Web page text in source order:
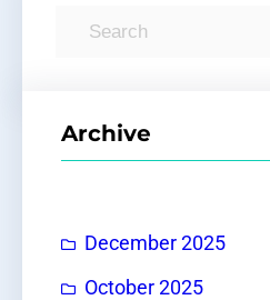
Archive
December 2025
October 2025